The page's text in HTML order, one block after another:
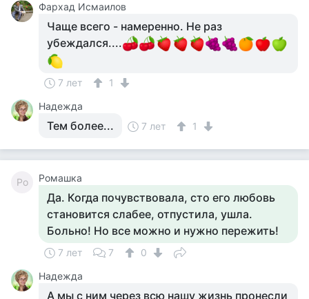
Фархад Исмаилов
Чаще всего - намеренно. Не раз
убеждался....
7 лет
1
Надежда
Тем более... 7 лет 1
Ро Ромашка
Да. Когда почувствовала, сто его любовь
становится слабее, отпустила, ушла.
Больно! Но все можно и нужно пережить!
7 лет 7
0
Надежда
А мы с ним через всю нашу жизнь пронесли